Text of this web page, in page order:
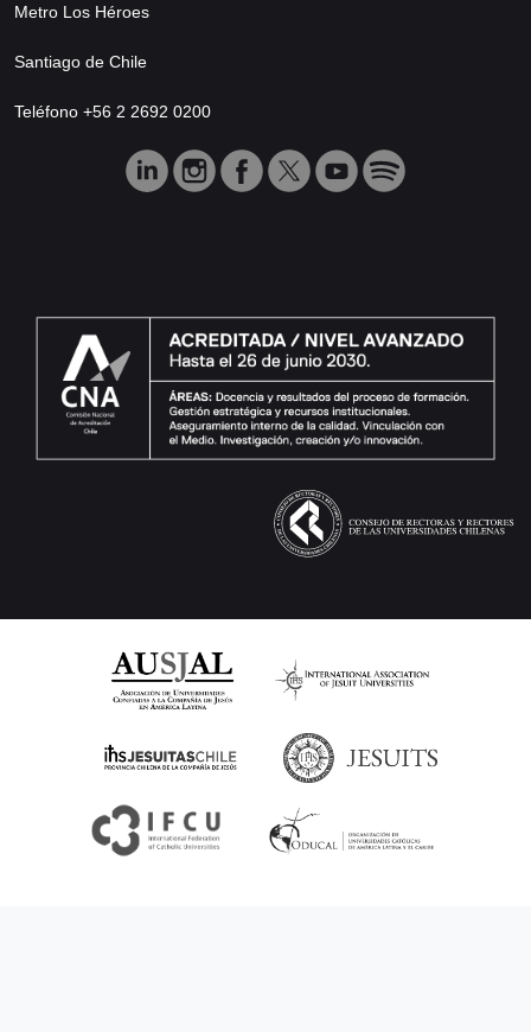
Metro Los Héroes
Santiago de Chile
Teléfono +56 2 2692 0200